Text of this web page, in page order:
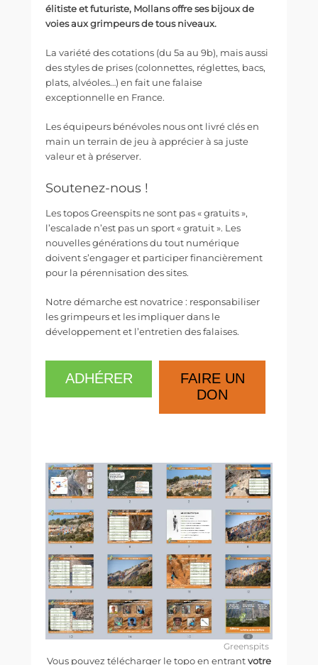
élitiste et futuriste, Mollans offre ses bijoux de
voies aux grimpeurs de tous niveaux.
La variété des cotations (du 5a au 9b), mais aussi
des styles de prises (colonnettes, réglettes, bacs,
plats, alvéoles…) en fait une falaise
exceptionnelle en France.
Les équipeurs bénévoles nous ont livré clés en
main un terrain de jeu à apprécier à sa juste
valeur et à préserver.
Soutenez-nous !
Les topos Greenspits ne sont pas « gratuits »,
l’escalade n’est pas un sport « gratuit ». Les
nouvelles générations du tout numérique
doivent s’engager et participer financièrement
pour la pérennisation des sites.
Notre démarche est novatrice : responsabiliser
les grimpeurs et les impliquer dans le
développement et l’entretien des falaises.
ADHÉRER
FAIRE UN
DON
Greenspits
Vous pouvez télécharger le topo en entrantvotre